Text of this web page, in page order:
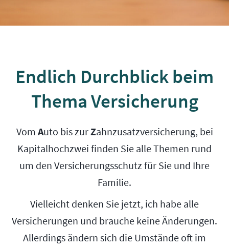
Endlich Durchblick beim
Thema Versicherung
Vom Auto bis zurZahnzusatzversicherung, bei
Kapitalhochzwei finden Sie alle Themen rund
um den Versicherungsschutz für Sie und Ihre
Familie.
Vielleicht denken Sie jetzt, ich habe alle
Versicherungen und brauche keine Änderungen.
Allerdings ändern sich die Umstände oft im